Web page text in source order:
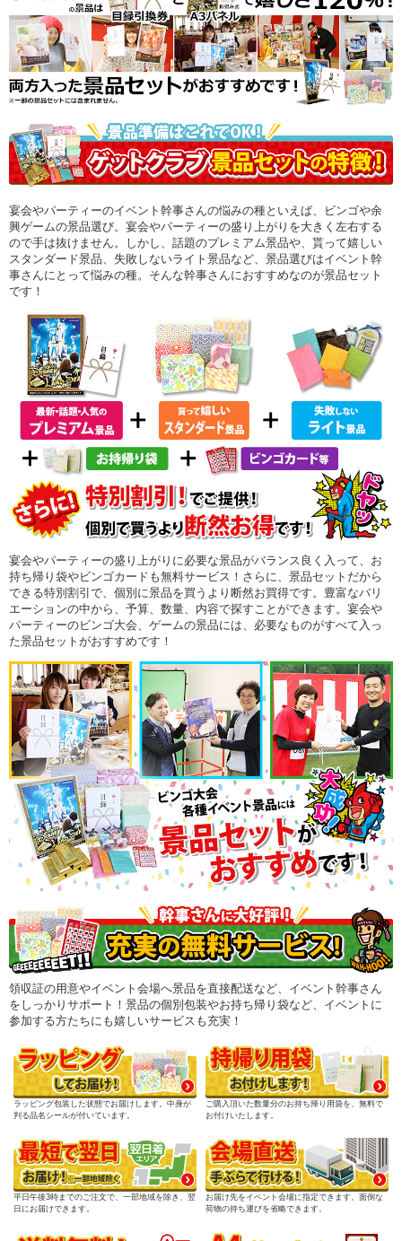
宴会やパーティーのイベント幹事さんの悩みの種といえば、ビンゴや余
興ゲームの景品選び。宴会やパーティーの盛り上がりを大きく左右する
ので手は抜けません。しかし、話題のプレミアム景品や、貰って嬉しい
スタンダード景品、失敗しないライト景品など、景品選びはイベント幹
事さんにとって悩みの種。そんな幹事さんにおすすめなのが景品セット
です！
宴会やパーティーの盛り上がりに必要な景品がバランス良く入って、お
持ち帰り袋やビンゴカードも無料サービス！さらに、景品セットだから
できる特別割引で、個別に景品を買うより断然お買得です。豊富なバリ
エーションの中から、予算、数量、内容で探すことができます。宴会や
パーティーのビンゴ大会、ゲームの景品には、必要なものがすべて入っ
た景品セットがおすすめです！
領収証の用意やイベント会場へ景品を直接配送など、イベント幹事さん
をしっかりサポート！景品の個別包装やお持ち帰り袋など、イベントに
参加する方たちにも嬉しいサービスも充実！
ラッピング包装した状態でお届けします。中身が
判る品名シールが付いています。
ご購入頂いた数量分のお持ち帰り用袋を、無料で
お付けいたします。
平日午後3時までのご注文で、一部地域を除き、翌
日にお届けできます。
お届け先をイベント会場に指定できます。面倒な
荷物の持ち運びを省略できます。